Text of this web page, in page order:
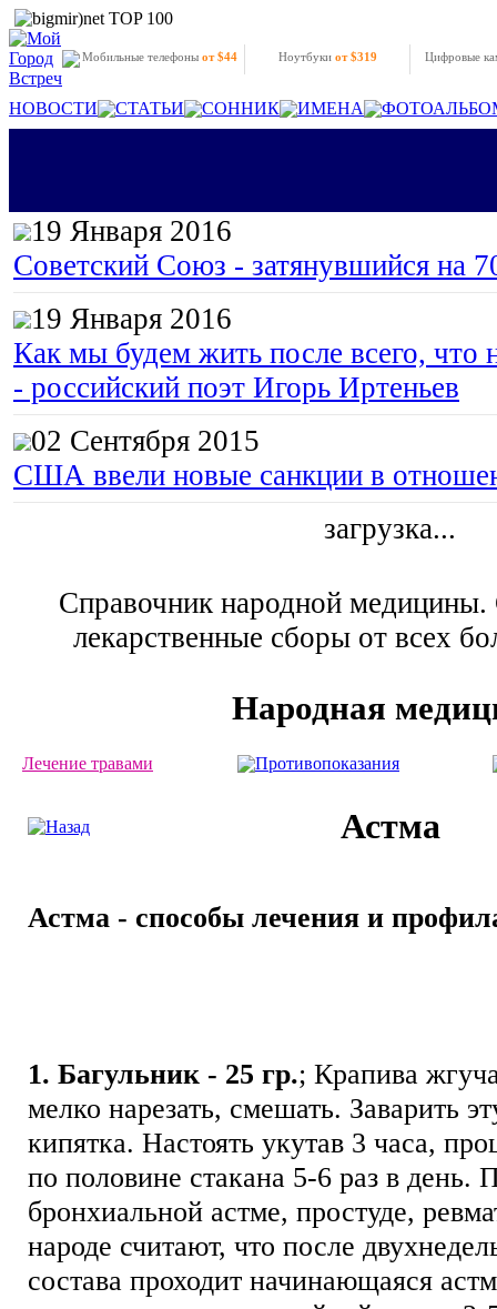
Мобильные телефоны от $44 Ноутбуки от $319 Цифровые
НОВОСТИ СТАТЬИ СОННИК ИМЕНА
19 Января 2016
Советский Союз - затянувшийся на
19 Января 2016
Как мы будем жить после всего, что
- российский поэт Игорь Иртеньев
02 Сентября 2015
США ввели новые санкции в
загрузка...
Справочник народной
лекарственные сборы от всех
Народная
Лечение травами Противопоказания
Астма
Астма - способы лечения и
1. Багульник - 25 гр.; Крапива
мелко нарезать, смешать. Заварить
кипятка. Настоять укутав 3 часа,
по половине стакана 5-6 раз в день.
бронхиальной астме, простуде,
народе считают, что после
состава проходит начинающаяся